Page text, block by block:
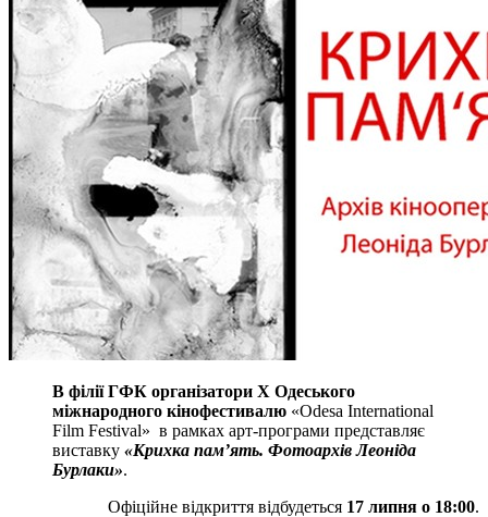
В філії ГФК організатори Х Одеського
міжнародного кінофестивалю «Odesa International
Film Festival» в рамках арт-програми представляє
виставку «Крихка пам’ять. Фотоархів Леоніда
Бурлаки».
Офіційне відкриття відбудеться 17 липня о 18:00.